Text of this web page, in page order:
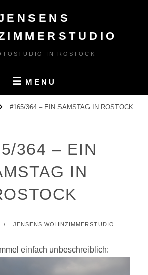
IN ROSTOCK
MENU
#165/364 – EIN SAMSTAG IN ROSTOCK
364 – EIN
IN
BY
JENSENS WOHNZIMMERSTUDIO
einfach unbeschreiblich: